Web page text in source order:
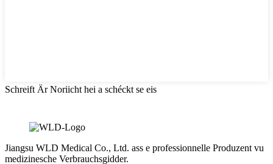
Schreift Är Noriicht hei a schéckt se eis
Jiangsu WLD Medical Co., Ltd. ass e professionnelle Produzent vu
medizinesche Verbrauchsgidder.